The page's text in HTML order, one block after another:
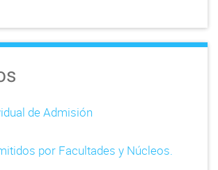
de Admisión
por Facultades y Núcleos.